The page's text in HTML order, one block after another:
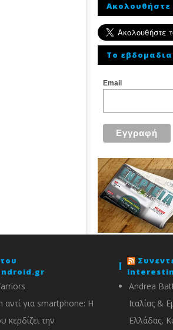
To
Email
αντί για smartphone: Η
κερδίζει την
Andrea
Ιταλίας &
Ελλάδας,